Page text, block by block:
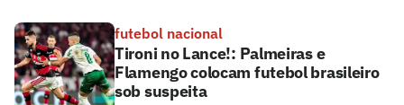
futebol nacional
Tironi no Lance!: Palmeiras e
Flamengo colocam futebol brasileiro
sob suspeita